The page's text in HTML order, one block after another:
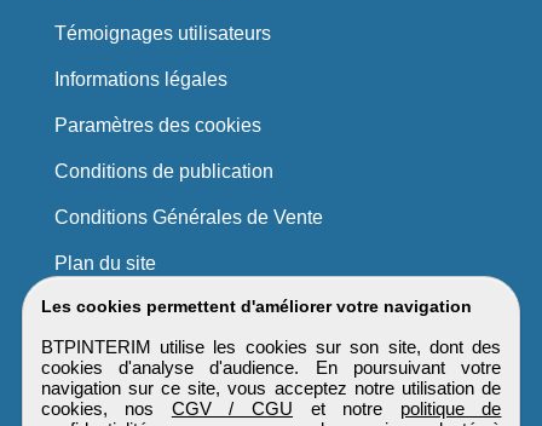
Les cookies permettent d'améliorer votre navigation
BTPINTERIM utilise les cookies sur son site, dont des
cookies d'analyse d'audience. En poursuivant votre
navigation sur ce site, vous acceptez notre utilisation de
cookies, nos CGV / CGU et notre politique de
Témoignages utilisateurs
Informations légales
Paramètres des cookies
Conditions de publication
Conditions Générales de Vente
Plan du site